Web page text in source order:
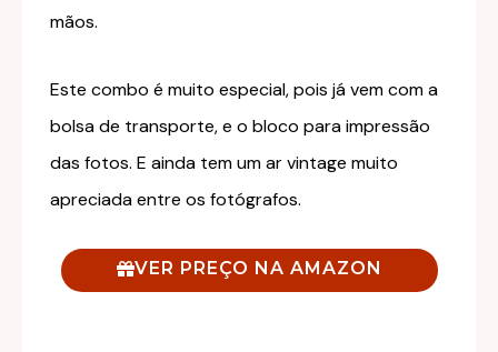
mãos.
Este combo é muito especial, pois já vem com a
bolsa de transporte, e o bloco para impressão
das fotos. E ainda tem um ar vintage muito
apreciada entre os fotógrafos.
VER PREÇO NA AMAZON